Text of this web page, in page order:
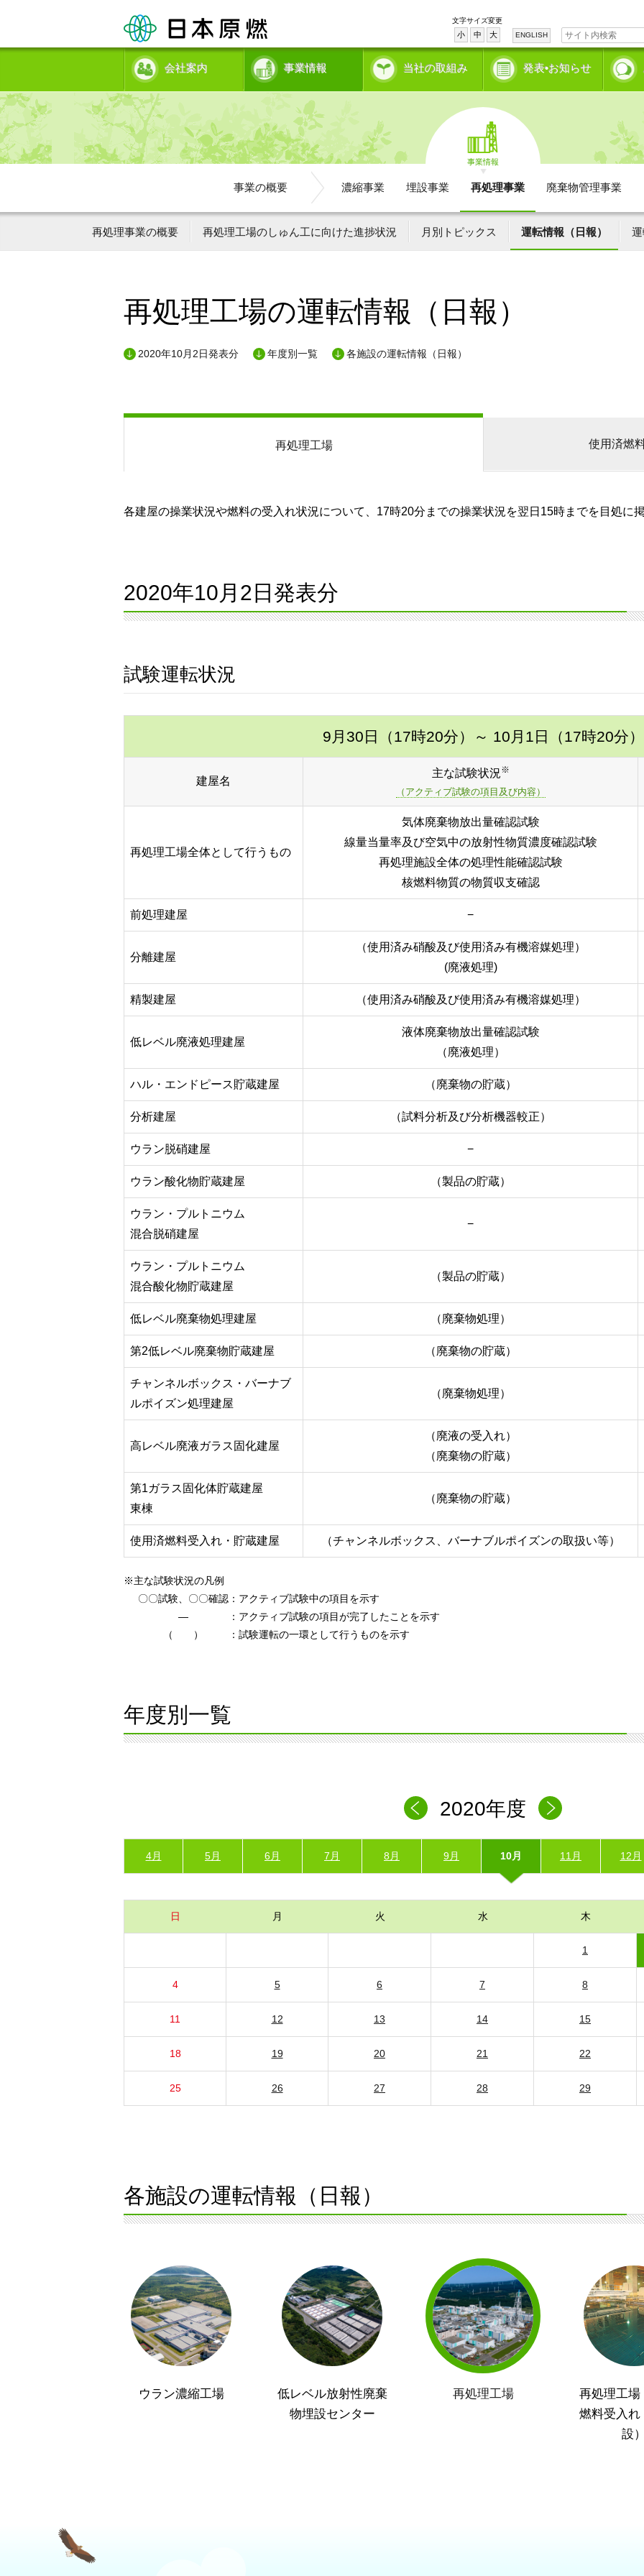
文字サイズ変更
小 中 大 ENGLISH
会社案内 事業情報 当社の取組み 発表•お知らせ
事業情報
事業の概要 濃縮事業 埋設事業 再処理事業 廃棄物管理事業
再処理事業の概要 再処理工場のしゅん工に向けた進捗状況 月別トピックス 運転情報（日報）
再処理工場の運転情報（日報）
2020年10月2日発表分 年度別一覧 各施設の運転情報（日報）
再処理工場 使用済燃
各建屋の操業状況や燃料の受入れ状況について、17時20分までの操業状況を翌日15時までを目処に
2020年10月2日発表分
試験運転状況
9月30日（17時20分） ～ 10月1日（17時20分）
建屋名
主な試験状況※
（アクティブ試験の項目及び内容）
再処理工場全体として行うもの
気体廃棄物放出量確認試験
線量当量率及び空気中の放射性物質濃度確認試験
再処理施設全体の処理性能確認試験
核燃料物質の物質収支確認
前処理建屋 −
分離建屋
（使用済み硝酸及び使用済み有機溶媒処理）
(廃液処理)
精製建屋 （使用済み硝酸及び使用済み有機溶媒処理）
低レベル廃液処理建屋
液体廃棄物放出量確認試験
（廃液処理）
ハル・エンドピース貯蔵建屋 （廃棄物の貯蔵）
分析建屋 （試料分析及び分析機器較正）
ウラン脱硝建屋 −
ウラン酸化物貯蔵建屋 （製品の貯蔵）
ウラン・プルトニウム
混合脱硝建屋
−
ウラン・プルトニウム
混合酸化物貯蔵建屋
（製品の貯蔵）
低レベル廃棄物処理建屋 （廃棄物処理）
第2低レベル廃棄物貯蔵建屋 （廃棄物の貯蔵）
チャンネルボックス・バーナブ
ルポイズン処理建屋
（廃棄物処理）
高レベル廃液ガラス固化建屋
（廃液の受入れ）
（廃棄物の貯蔵）
第1ガラス固化体貯蔵建屋
東棟
（廃棄物の貯蔵）
使用済燃料受入れ・貯蔵建屋 （チャンネルボックス、バーナブルポイズンの取扱い等）
※主な試験状況の凡例
〇〇試験、〇〇確認 ：アクティブ試験中の項目を示す
―
：アクティブ試験の項目が完了したことを示す
（ ）
：試験運転の一環として行うものを示す
年度別一覧
2020年度
4月 5月 6月 7月 8月 9月 10月 11月 12月
日 月 火 水 木
1
4 5 6 7 8
11 12 13 14 15
18 19 20 21 22
25 26 27 28 29
各施設の運転情報（日報）
ウラン濃縮工場
低レベル放射性廃棄
物埋設センター
再処理工場
再処理工場
燃料受入れ
設